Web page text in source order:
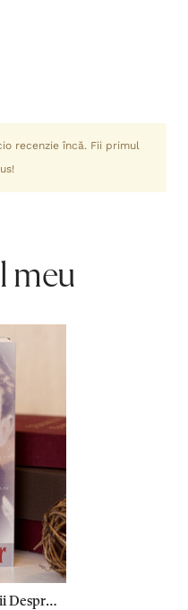
recenzie încă. Fii primul
meu